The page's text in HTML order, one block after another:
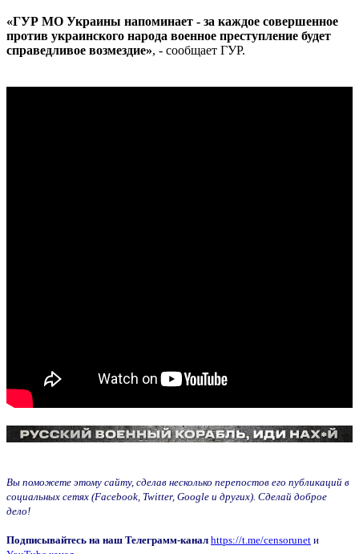
«ГУР МО Украины напоминает - за каждое совершенное
против украинского народа военное преступление будет
справедливое возмездие», - сообщает ГУР.
Вы поможете этому сайту, сделав несколько перепостов его публикаций в
социальных сетях (Facebook, Twitter, Google и других). Сделай доброе
дело!
Подписывайтесь на наш Телеграмм-канал https://t.me/censorunet и